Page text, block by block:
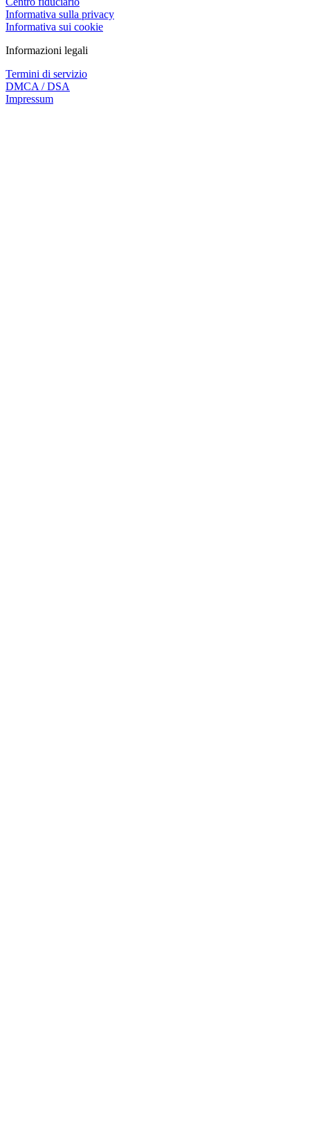
Informativa sulla privacy
Informativa sui cookie
Informazioni legali
Termini di servizio
DMCA / DSA
Impressum